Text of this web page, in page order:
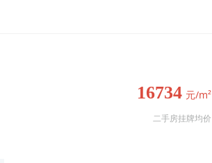
16734 元/m²
二手房挂牌均价